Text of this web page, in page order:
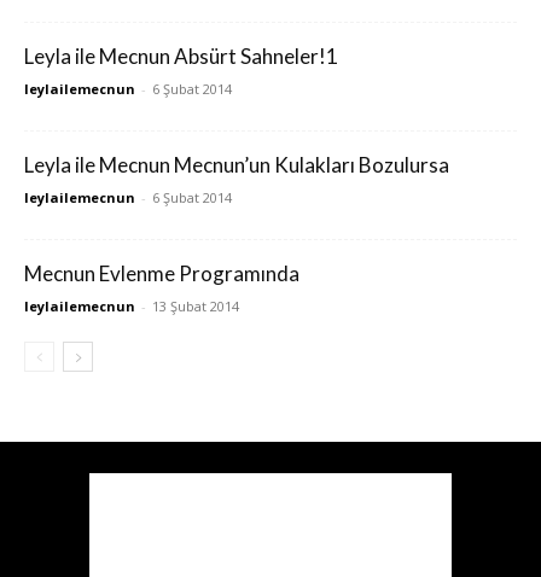
Leyla ile Mecnun Absürt Sahneler!1
leylailemecnun - 6 Şubat 2014
Leyla ile Mecnun Mecnun’un Kulakları Bozulursa
leylailemecnun - 6 Şubat 2014
Mecnun Evlenme Programında
leylailemecnun - 13 Şubat 2014